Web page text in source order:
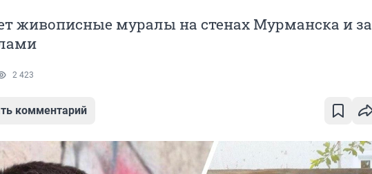
живописные муралы на стенах Мурманска и за
2 423
комментарий